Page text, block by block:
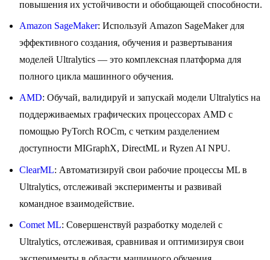
повышения их устойчивости и обобщающей способности.
Amazon SageMaker: Используй Amazon SageMaker для
эффективного создания, обучения и развертывания
моделей Ultralytics — это комплексная платформа для
полного цикла машинного обучения.
AMD: Обучай, валидируй и запускай модели Ultralytics на
поддерживаемых графических процессорах AMD с
помощью PyTorch ROCm, с четким разделением
доступности MIGraphX, DirectML и Ryzen AI NPU.
ClearML: Автоматизируй свои рабочие процессы ML в
Ultralytics, отслеживай эксперименты и развивай
командное взаимодействие.
Comet ML: Совершенствуй разработку моделей с
Ultralytics, отслеживая, сравнивая и оптимизируя свои